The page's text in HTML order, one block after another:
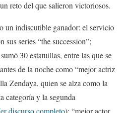
reto del que salieron victoriosos.
un indiscutible ganador: el servicio
series “the succession”;
30 estatuillas, entre las que se
de la noche como “mejor actriz
Zendaya, quien se alza como la
categoría y la segunda
discurso completo); “mejor actor